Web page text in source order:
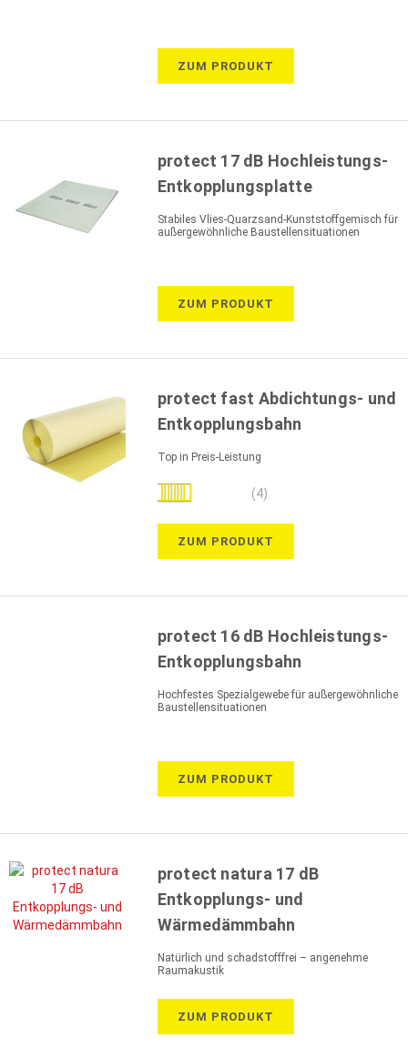
ZUM PRODUKT
protect 17 dB Hochleistungs-
Entkopplungsplatte
Stabiles Vlies-Quarzsand-Kunststoffgemisch für
außergewöhnliche Baustellensituationen
ZUM PRODUKT
protect fast Abdichtungs- und
Entkopplungsbahn
Top in Preis-Leistung
Bewertung: (4)
ZUM PRODUKT
protect 16 dB Hochleistungs-
Entkopplungsbahn
Hochfestes Spezialgewebe für außergewöhnliche
Baustellensituationen
ZUM PRODUKT
protect natura 17 dB
Entkopplungs- und
Wärmedämmbahn
Natürlich und schadstofffrei – angenehme
Raumakustik
ZUM PRODUKT